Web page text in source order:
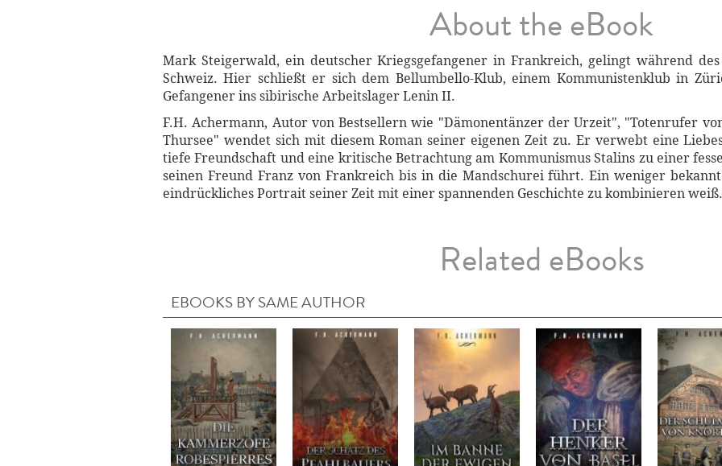
About the eBook
Mark Steigerwald, ein deutscher Kriegsgefangener in Frankreich, gelingt während
Schweiz. Hier schließt er sich dem Bellumbello-Klub, einem Kommunistenklub in
Gefangener ins sibirische Arbeitslager Lenin II.
F.H. Achermann, Autor von Bestsellern wie "Dämonentänzer der Urzeit", "Totenrufer
Thursee" wendet sich mit diesem Roman seiner eigenen Zeit zu. Er verwebt eine
tiefe Freundschaft und eine kritische Betrachtung am Kommunismus Stalins zu einer
seinen Freund Franz von Frankreich bis in die Mandschurei führt. Ein weniger
eindrückliches Portrait seiner Zeit mit einer spannenden Geschichte zu kombinieren weiß.
Related eBooks
EBOOKS BY SAME AUTHOR